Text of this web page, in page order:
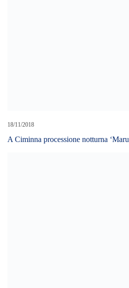
18/11/2018
A Ciminna processione notturna